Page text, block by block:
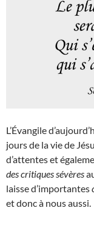
L’Évangile
jours de la vie de
d’attentes et
des critiques sévères
laisse d’importantes
et donc à nous aussi.